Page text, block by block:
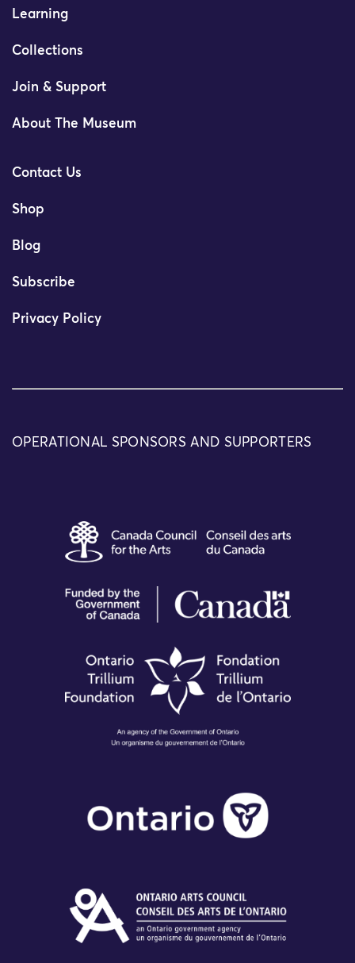
Learning
Collections
Join & Support
About The Museum
Contact Us
Shop
Blog
Subscribe
Privacy Policy
OPERATIONAL SPONSORS AND SUPPORTERS